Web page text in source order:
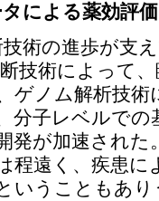
タによる薬効評価
術の進歩が支
技術によって
ゲノム解析技術
分子レベルでの
発が加速された
程遠く、疾患に
いうこともあ